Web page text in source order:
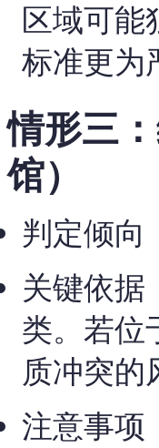
区域可能
标准更为
情形三
馆）
判定倾向
关键依据
类。若位
质冲突的
注意事项